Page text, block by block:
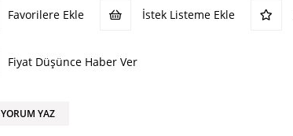
Favorilere Ekle İstek Listeme Ekle
Fiyat Düşünce Haber Ver
YORUM YAZ